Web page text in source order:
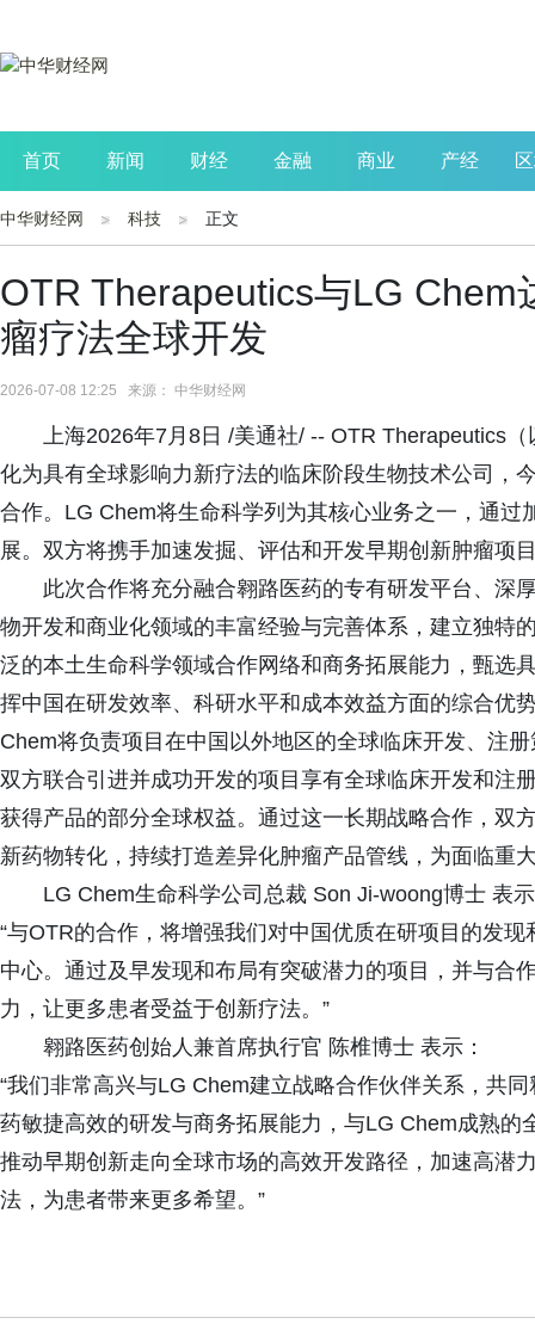
首页 新闻 财经 金融 商业 产经
公司 生活 读书
中华财经网 科技 正文
OTR Therapeutics与LG
瘤疗法全球开发
2026-07-08 12:25 来源： 中华财经网
上海2026年7月8日 /美通社/ -- OTR Therapeutics
化为具有全球影响力新疗法的临床阶段生物技术公司，
合作。LG Chem将生命科学列为其核心业务之一，通
展。双方将携手加速发掘、评估和开发早期创新肿瘤项
此次合作将充分融合翱路医药的专有研发平台、深
物开发和商业化领域的丰富经验与完善体系，建立独特
泛的本土生命科学领域合作网络和商务拓展能力，甄选
挥中国在研发效率、科研水平和成本效益方面的综合优
Chem将负责项目在中国以外地区的全球临床开发、注
双方联合引进并成功开发的项目享有全球临床开发和注
获得产品的部分全球权益。通过这一长期战略合作，双
新药物转化，持续打造差异化肿瘤产品管线，为面临重
LG Chem生命科学公司总裁 Son Ji-woong博士 表
“与OTR的合作，将增强我们对中国优质在研项目的发
中心。通过及早发现和布局有突破潜力的项目，并与合
力，让更多患者受益于创新疗法。”
翱路医药创始人兼首席执行官 陈椎博士 表示：
“我们非常高兴与LG Chem建立战略合作伙伴关系，共
药敏捷高效的研发与商务拓展能力，与LG Chem成熟
推动早期创新走向全球市场的高效开发路径，加速高潜
法，为患者带来更多希望。”